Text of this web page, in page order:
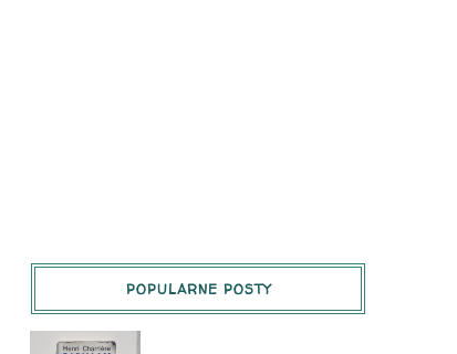
POPULARNE POSTY